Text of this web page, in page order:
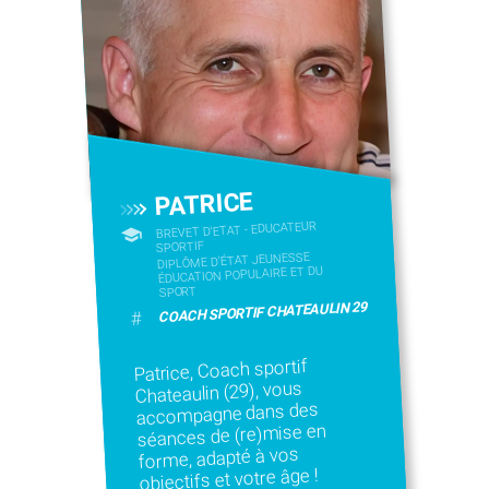
PATRICE
BREVET D'ETAT - EDUCATEUR
SPORTIF
DIPLÔME D'ÉTAT JEUNESSE
ÉDUCATION POPULAIRE ET DU
SPORT
# COACH SPORTIF CHATEAULIN 29
Patrice, Coach sportif
Chateaulin (29), vous
accompagne dans des
séances de (re)mise en
forme, adapté à vos
objectifs et votre âge !